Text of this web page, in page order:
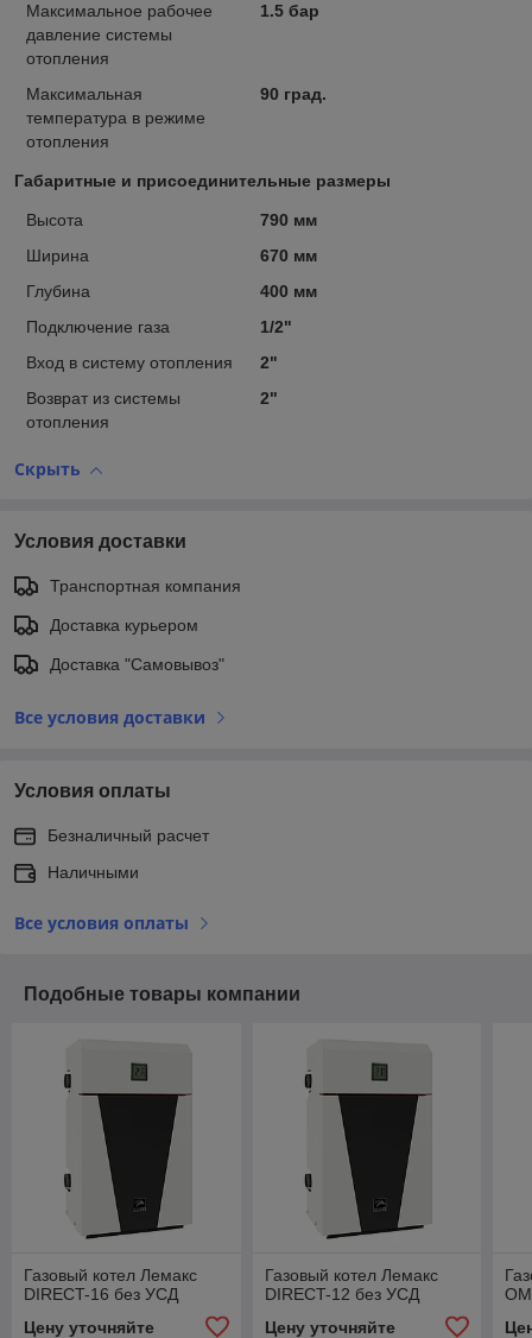
Максимальное рабочее
давление системы
отопления
1.5 бар
Максимальная
температура в режиме
отопления
90 град.
Габаритные и присоединительные размеры
Высота
790 мм
Ширина
670 мм
Глубина
400 мм
Подключение газа
1/2"
Вход в систему отопления
2"
Возврат из системы
отопления
2"
Скрыть
Условия доставки
Транспортная компания
Доставка курьером
Доставка "Самовывоз"
Все условия доставки
Условия оплаты
Безналичный расчет
Наличными
Все условия оплаты
Подобные товары компании
Газовый котел Лемакс
DIRECT-16 без УСД
Цену уточняйте
Газовый котел Лемакс
DIRECT-12 без УСД
Цену уточняйте